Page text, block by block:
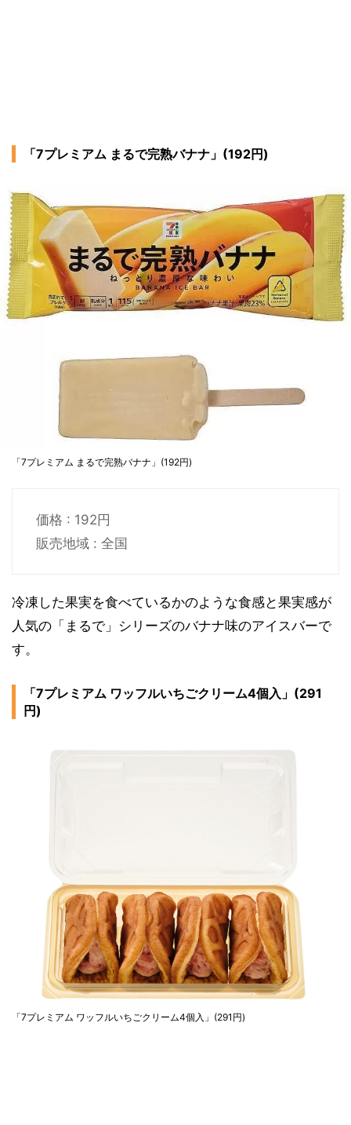
「7プレミアム まるで完熟バナナ」(192円)
「7プレミアム まるで完熟バナナ」(192円)
価格 : 192円
販売地域 : 全国
冷凍した果実を食べているかのような食感と果実感が
人気の「まるで」シリーズのバナナ味のアイスバーで
す。
「7プレミアム ワッフルいちごクリーム4個入」(291
円)
「7プレミアム ワッフルいちごクリーム4個入」(291円)